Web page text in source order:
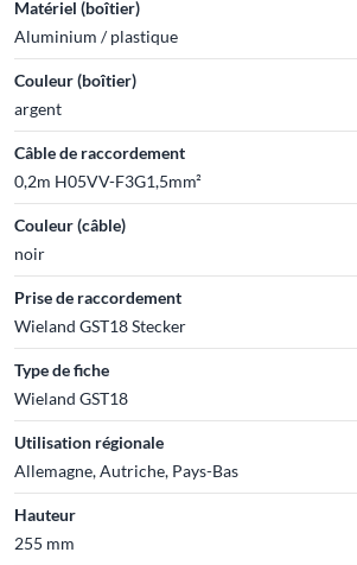
Matériel (boîtier)
Aluminium / plastique
Couleur (boîtier)
argent
Câble de raccordement
0,2m H05VV-F3G1,5mm²
Couleur (câble)
noir
Prise de raccordement
Wieland GST18 Stecker
Type de fiche
Wieland GST18
Utilisation régionale
Allemagne, Autriche, Pays-Bas
Hauteur
255 mm